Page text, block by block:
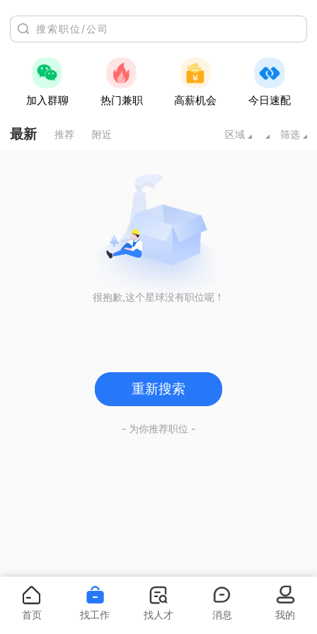
加入群聊 热门兼职 高薪机会 今日速配
最新 推荐 附近 区域 筛选
很抱歉,这个星球没有职位呢！
重新搜索
- 为你推荐职位 -
首页 找工作 找人才 消息 我的